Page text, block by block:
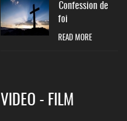
Confession de
foi
READ MORE
VIDEO - FILM